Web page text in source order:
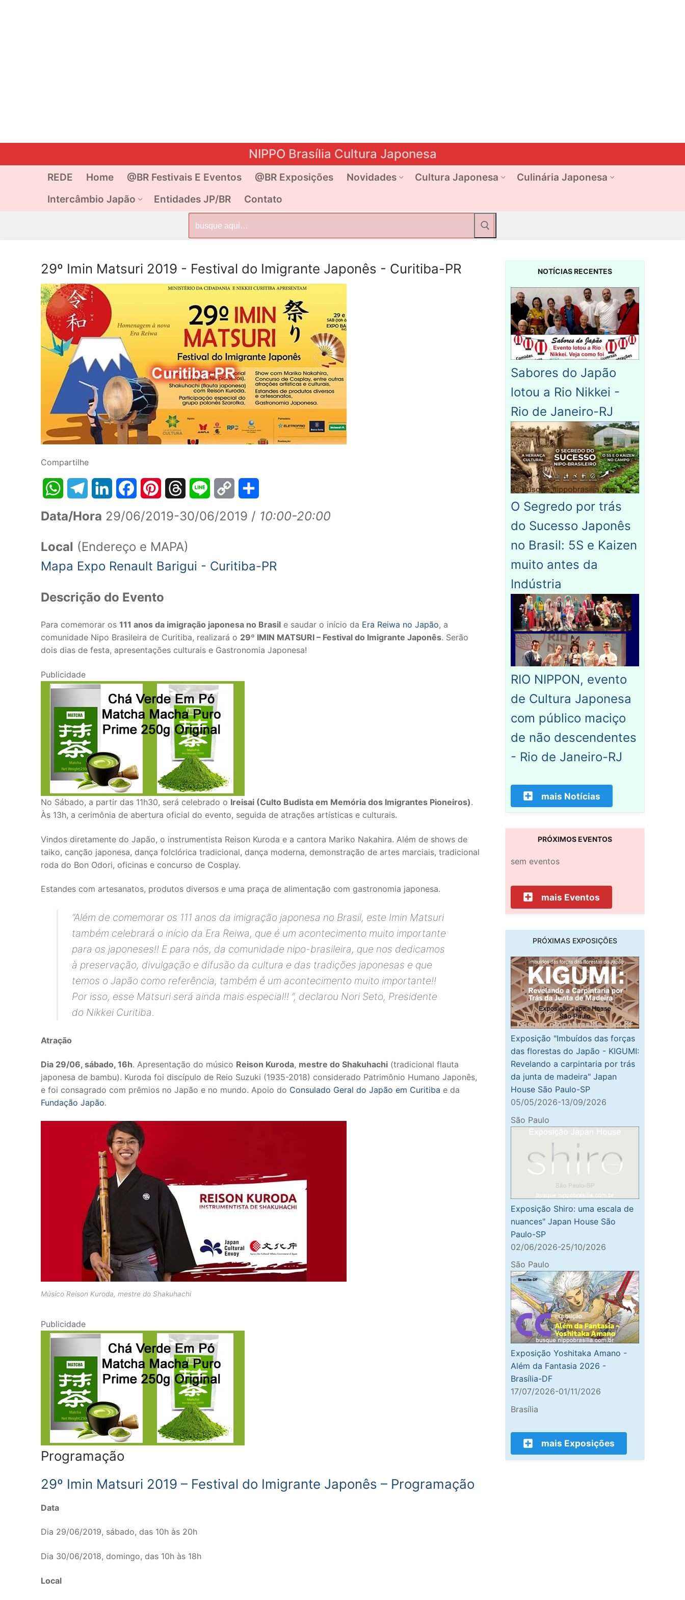
NIPPO Brasília Cultura Japonesa
REDE Home @BR Festivais E Eventos @BR Exposições Novidades Cultura Japonesa
Culinária Japonesa
Intercâmbio Japão
Entidades JP/BR Contato
por:
29º Imin Matsuri 2019 - Festival do Imigrante Japonês - Curitiba-PR
Compartilhe
WhatsAppTelegram FacebookPinterest Line
Copy
Share
Data/Hora 29/06/2019-30/06/2019 / 10:00-20:00
Local (Endereço e MAPA)
Mapa Expo Renault Barigui - Curitiba-PR
Descrição do Evento
Para comemorar os 111 anos da imigração japonesa no Brasil e saudar o início da Era Reiwa no Japão, a
comunidade Nipo Brasileira de Curitiba, realizará o 29º IMIN MATSURI – Festival do Imigrante Japonês. Serão
dois dias de festa, apresentações culturais e Gastronomia Japonesa!
Publicidade
No Sábado, a partir das 11h30, será celebrado o Ireisai (Culto Budista em Memória dos Imigrantes Pioneiros).
Às 13h, a cerimônia de abertura oficial do evento, seguida de atrações artísticas e culturais.
Vindos diretamente do Japão, o instrumentista Reison Kuroda e a cantora Mariko Nakahira. Além de shows de
taiko, canção japonesa, dança folclórica tradicional, dança moderna, demonstração de artes marciais, tradicional
roda do Bon Odori, oficinas e concurso de Cosplay.
Estandes com artesanatos, produtos diversos e uma praça de alimentação com gastronomia japonesa.
“Além de comemorar os 111 anos da imigração japonesa no Brasil, este Imin Matsuri
também celebrará o início da Era Reiwa, que é um acontecimento muito importante
para os japoneses!! E para nós, da comunidade nipo-brasileira, que nos dedicamos
à preservação, divulgação e difusão da cultura e das tradições japonesas e que
temos o Japão como referência, também é um acontecimento muito importante!!
Por isso, esse Matsuri será ainda mais especial!! ”, declarou Nori Seto, Presidente
do Nikkei Curitiba.
Atração
Dia 29/06, sábado, 16h. Apresentação do músico Reison Kuroda, mestre do Shakuhachi (tradicional flauta
japonesa de bambu). Kuroda foi discípulo de Reio Suzuki (1935-2018) considerado Patrimônio Humano Japonês,
e foi consagrado com prêmios no Japão e no mundo. Apoio do Consulado Geral do Japão em Curitiba e da
Fundação Japão.
Músico Reison Kuroda, mestre do Shakuhachi
Publicidade
Programação
29º Imin Matsuri 2019 – Festival do Imigrante Japonês – Programação
Data
Dia 29/06/2019, sábado, das 10h às 20h
Dia 30/06/2018, domingo, das 10h às 18h
Local
NOTÍCIAS RECENTES
Sabores do Japão
lotou a Rio Nikkei -
Rio de Janeiro-RJ
O Segredo por trás
do Sucesso Japonês
no Brasil: 5S e Kaizen
muito antes da
Indústria
RIO NIPPON, evento
de Cultura Japonesa
com público maciço
de não descendentes
- Rio de Janeiro-RJ
mais Notícias
PRÓXIMOS EVENTOS
sem eventos
mais Eventos
PRÓXIMAS EXPOSIÇÕES
Exposição "Imbuídos das forças
das florestas do Japão - KIGUMI:
Revelando a carpintaria por trás
da junta de madeira" Japan
House São Paulo-SP
05/05/2026-13/09/2026
São Paulo
Exposição Shiro: uma escala de
nuances" Japan House São
Paulo-SP
02/06/2026-25/10/2026
São Paulo
Exposição Yoshitaka Amano -
Além da Fantasia 2026 -
Brasília-DF
17/07/2026-01/11/2026
Brasília
mais Exposições